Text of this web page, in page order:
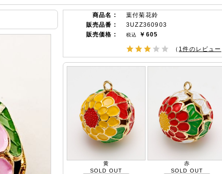
商品名 :
葉付菊花鈴
販売品番 :
3UZZ360903
販売価格 :
￥605
（ 1件のレビュー
黄
SOLD OUT
赤
SOLD OUT